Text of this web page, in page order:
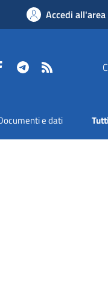
Accedi
FacebookTelegram
e dati